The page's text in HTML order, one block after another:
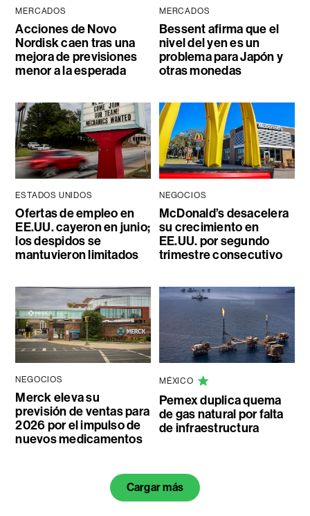
MERCADOS
Acciones de Novo
Nordisk caen tras una
mejora de previsiones
menor a la esperada
MERCADOS
Bessent afirma que el
nivel del yen es un
problema para Japón y
otras monedas
ESTADOS UNIDOS
Ofertas de empleo en
EE.UU. cayeron en junio;
los despidos se
mantuvieron limitados
NEGOCIOS
McDonald’s desacelera
su crecimiento en
EE.UU. por segundo
trimestre consecutivo
NEGOCIOS
Merck eleva su
previsión de ventas para
2026 por el impulso de
nuevos medicamentos
MÉXICO
Pemex duplica quema
de gas natural por falta
de infraestructura
Cargar más